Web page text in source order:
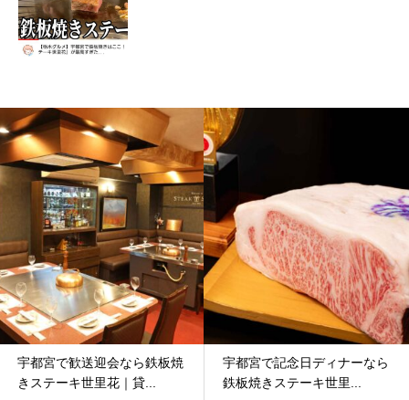
宇都宮で歓送迎会なら鉄板焼
きステーキ世里花｜貸...
宇都宮で記念日ディナーなら
鉄板焼きステーキ世里...